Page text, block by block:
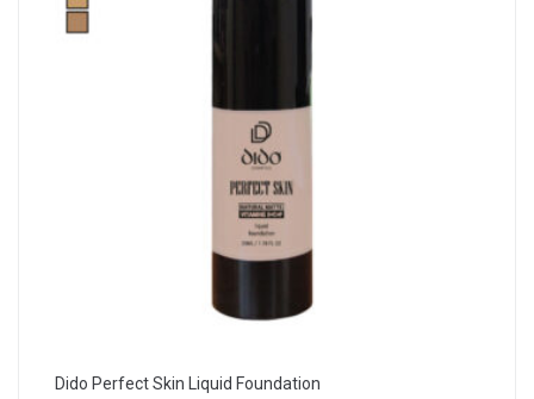
Dido Perfect Skin Liquid Foundation